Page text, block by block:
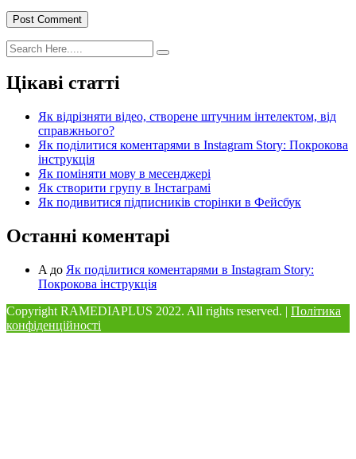
Post Comment
Цікаві статті
Як відрізняти відео, створене штучним інтелектом, від
справжнього?
Як поділитися коментарями в Instagram Story: Покрокова
інструкція
Як поміняти мову в месенджері
Як створити групу в Інстаграмі
Як подивитися підписників сторінки в Фейсбук
Останні коментарі
A до Як поділитися коментарями в Instagram Story:
Покрокова інструкція
Copyright RAMEDIAPLUS 2022. All rights reserved. | Політика
конфіденційності